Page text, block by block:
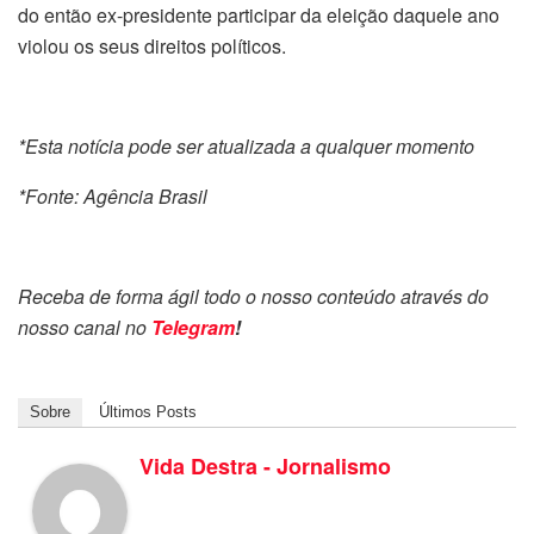
do então ex-presidente participar da eleição daquele ano
violou os seus direitos políticos.
*Esta notícia pode ser atualizada a qualquer momento
*Fonte: Agência Brasil
Receba de forma ágil todo o nosso conteúdo através do
nosso canal no Telegram!
Sobre Últimos Posts
Vida Destra - Jornalismo